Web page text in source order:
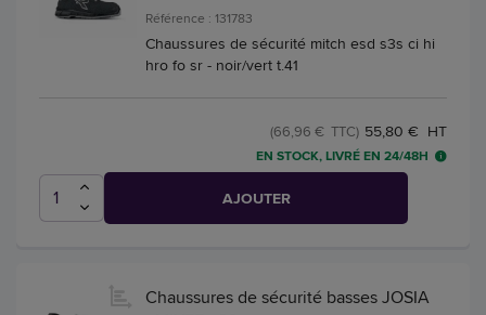
Référence : 131783
Chaussures de sécurité mitch esd s3s ci hi
hro fo sr - noir/vert t.41
55,80 € HT
(66,96 € TTC)
EN STOCK, LIVRÉ EN 24/48H
AJOUTER
Chaussures de sécurité basses JOSIA